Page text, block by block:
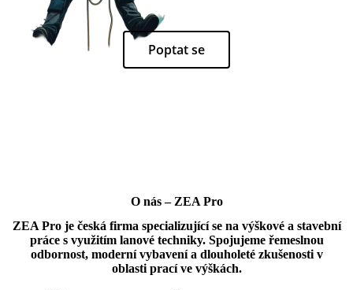
Poptat se
O nás – ZEA Pro
ZEA Pro je česká firma specializující se na výškové a stavební
práce s využitím lanové techniky. Spojujeme řemeslnou
odbornost, moderní vybavení a dlouholeté zkušenosti v
oblasti prací ve výškách.